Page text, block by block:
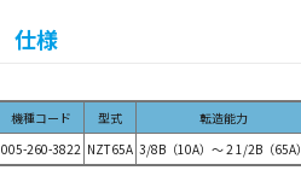
仕様
機種コード 型式 転造能力
005-260-3822 NZT65A 3/8B（10A）～ 2 1/2B（65A）